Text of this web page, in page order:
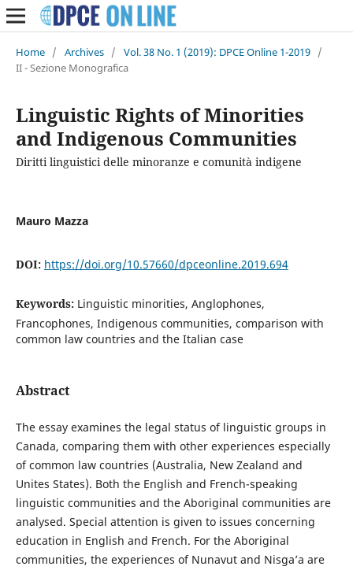
Home / Archives / Vol. 38 No. 1 (2019): DPCE Online 1-2019 /
II - Sezione Monografica
Linguistic Rights of Minorities
and Indigenous Communities
Diritti linguistici delle minoranze e comunità indigene
Mauro Mazza
DOI: https://doi.org/10.57660/dpceonline.2019.694
Keywords: Linguistic minorities, Anglophones,
Francophones, Indigenous communities, comparison with
common law countries and the Italian case
Abstract
The essay examines the legal status of linguistic groups in
Canada, comparing them with other experiences especially
of common law countries (Australia, New Zealand and
Unites States). Both the English and French-speaking
linguistic communities and the Aboriginal communities are
analysed. Special attention is given to issues concerning
education in English and French. For the Aboriginal
communities, the experiences of Nunavut and Nisga’a are